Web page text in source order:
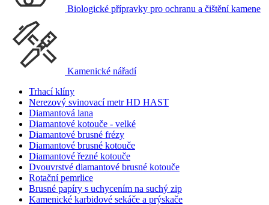
Biologické přípravky pro ochranu a čištění kamene
Kamenické nářadí
Trhací klíny
Nerezový svinovací metr HD HAST
Diamantová lana
Diamantové kotouče - velké
Diamantové brusné frézy
Diamantové brusné kotouče
Diamantové řezné kotouče
Dvouvrstvé diamantové brusné kotouče
Rotační pemrlice
Brusné papíry s uchycením na suchý zip
Kamenické karbidové sekáče a prýskače